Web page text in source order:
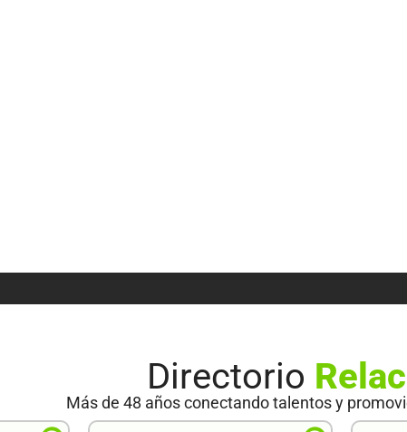
Directorio
Más de 48 años conectando talentos y